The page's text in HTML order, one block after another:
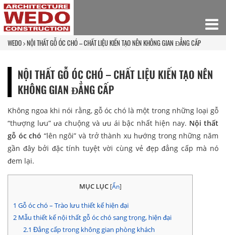
WEDO NỘI THẤT GỖ ÓC CHÓ – CHẤT LIỆU KIẾN TẠO NÊN KHÔNG GIAN ĐẲNG CẤP
NỘI THẤT GỖ ÓC CHÓ – CHẤT LIỆU KIẾN TẠO NÊN
KHÔNG GIAN ĐẲNG CẤP
Không ngoa khi nói rằng, gỗ óc chó là một trong những loại gỗ
“thượng lưu” ưa chuộng và ưu ái bậc nhất hiện nay. Nội thất
gỗ óc chó “lên ngôi” và trở thành xu hướng trong những năm
gần đây bởi đặc tính tuyệt vời cùng vẻ đẹp đẳng cấp mà nó
đem lại.
MỤC LỤC [Ẩn]
1 Gỗ óc chó – Trào lưu thiết kế hiện đại
2 Mẫu thiết kế nội thất gỗ óc chó sang trọng, hiện đại
2.1 Đẳng cấp trong không gian phòng khách